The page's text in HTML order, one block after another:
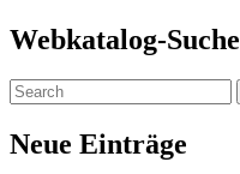
Webkatalog-Suche
Neue Einträge